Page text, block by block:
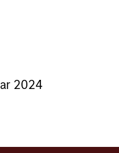
2024